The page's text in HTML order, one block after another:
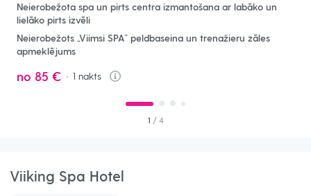
Neierobežota spa un pirts centra izmantošana ar labāko un
lielāko pirts izvēli
Neierobežots „Viimsi SPA” peldbaseina un trenažieru zāles
apmeklējums
no 85 € 1nakts
Info
1 / 4
Viiking Spa Hotel